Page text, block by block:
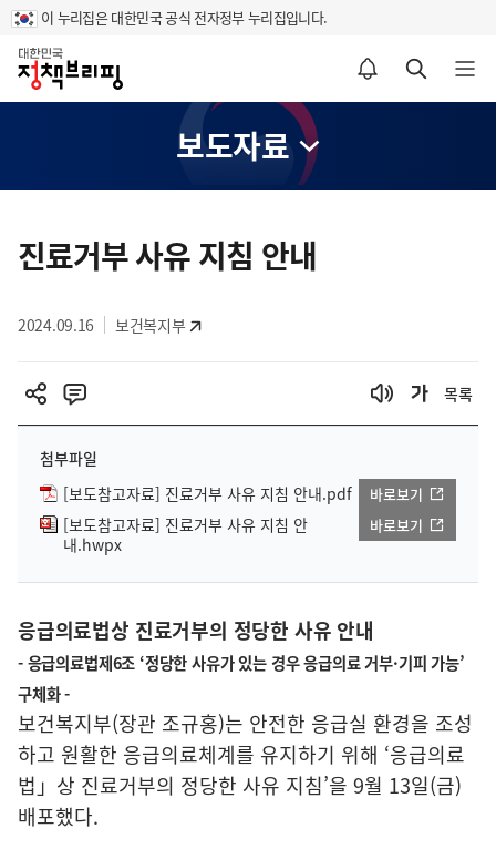
이 누리집은 대한민국 공식 전자정부 누리집입니다.
홈
알림설정 바로가기 검색 바로가기 메뉴 열기
보도자료
텐
츠
역
진료거부 사유 지침 안내
2024.09.16 보건복지부
목록
첨부파일
[보도참고자료] 진료거부 사유 지침 안내.pdf
바로보기
[보도참고자료] 진료거부 사유 지침 안
내.hwpx
바로보기
응급의료법상 진료거부의 정당한 사유 안내
- 응급의료법제6조 ‘정당한 사유가 있는 경우 응급의료 거부·기피 가능’
구체화 -
보건복지부(장관 조규홍)는 안전한 응급실 환경을 조성
하고 원활한 응급의료체계를 유지하기 위해 ‘응급의료
법」상 진료거부의 정당한 사유 지침’을 9월 13일(금)
배포했다.